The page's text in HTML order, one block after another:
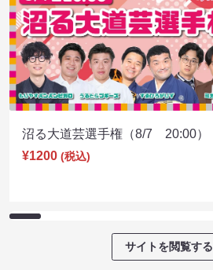
沼る大道芸選手権（8/7 20:00）
¥1200 (税込)
サイトを閲覧する